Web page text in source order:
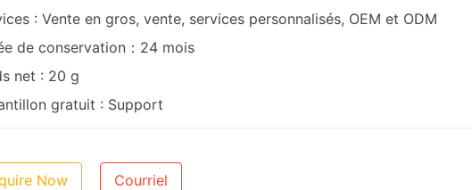
: Vente en gros, vente, services personnalisés, OEM et ODM
de conservation：24 mois
net : 20 g
gratuit : Support
Now Courriel